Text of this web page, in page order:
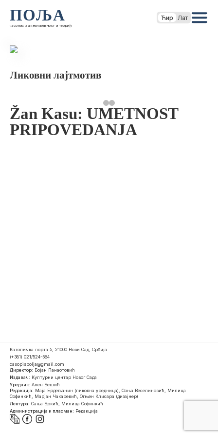
ПОЉА
часопис за књижевност и теорију
Ћир Лат
Ликовни лајтмотив
Žan Kasu: UMETNOST
PRIPOVEDANJA
Католичка порта 5, 21000 Нови Сад, Србија
(+381) 021/524-584
casopispolja@gmail.com
Директор: Бојан Панаотовић
Издавач: Културни центар Новог Сада
Уредник: Ален Бешић
Редакција: Маја Ердељанин (ликовна уредница), Соња Веселиновић, Милица
Софинкић, Марјан Чакаревић, Огњен Клисара (дизајнер)
Лектура: Сања Бркић, Милица Софинкић
Администрација и пласман: Редакција